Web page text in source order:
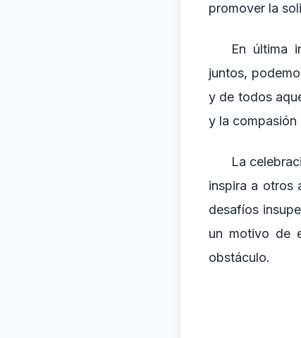
promover la
En última
juntos,
y de todos
y la compasión
La
inspira a otros
desafíos
un motivo de
obstáculo.